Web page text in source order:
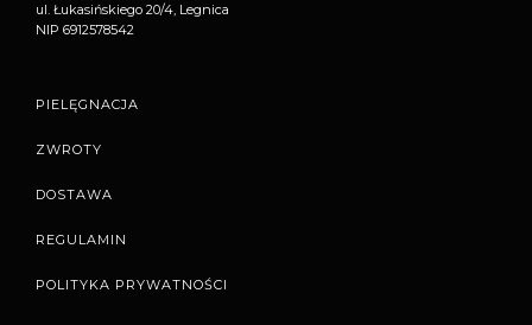
ul. Łukasińskiego 20/4, Legnica
NIP 6912578542
PIELĘGNACJA
ZWROTY
DOSTAWA
REGULAMIN
POLITYKA PRYWATNOŚCI